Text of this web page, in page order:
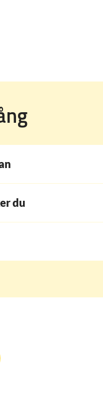
du